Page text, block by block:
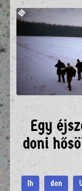
Egy
doni
lh don